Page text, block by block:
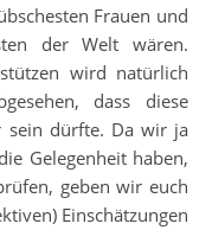
Frauen und
der Welt wären.
wird natürlich
dass diese
sein dürfte. Da wir ja
Gelegenheit haben,
geben wir euch
Einschätzungen